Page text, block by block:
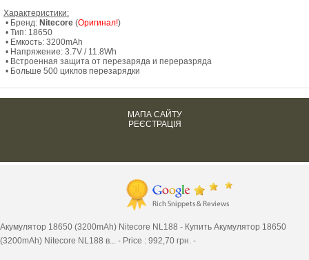
Характеристики:
• Бренд: Nitecore (Оригинал!)
• Тип: 18650
• Емкость: 3200mAh
• Напряжение: 3.7V / 11.8Wh
• Встроенная защита от перезаряда и переразряда
• Больше 500 циклов перезарядки
МАПА САЙТУ
РЕЄСТРАЦІЯ
Акумулятор 18650 (3200mAh) Nitecore NL188 - Купить Акумулятор 18650
(3200mAh) Nitecore NL188 в... - Price : 992,70 грн. -